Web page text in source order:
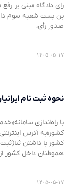
رای دادگاه مبنی بر
بن بست شعبه سوم
صدور رأی،
۱۴۰۵-۰۵-۱۷
نحوه ثبت نام
با راه‌اندازی
کشور با داشتن
هموطنان داخل کشور از
۱۴۰۵-۰۵-۱۷